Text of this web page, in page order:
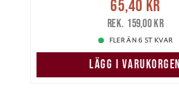
Nuvarande pris:65,40 kr
pris:159,00 kr
65,40 kr
159,00 kr
FLER ÄN 6 ST KVAR
LÄGG I VARUKORGEN